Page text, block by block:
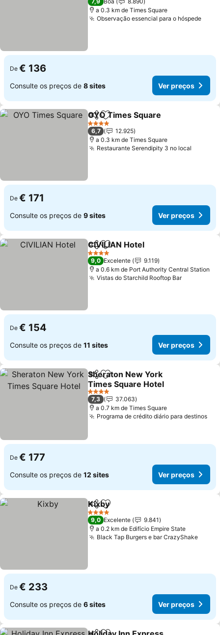
a 0.3 km de Times Square
Observação essencial para o hóspede
De € 136
Consulte os preços de 8 sites Ver preços
PartilharAdicionar aos favoritos
OYO Times Square
4 Estrelas
6,7
12.925
a 0.3 km de Times Square
Restaurante Serendipity 3 no local
De € 171
Consulte os preços de 9 sites Ver preços
PartilharAdicionar aos favoritos
CIVILIAN Hotel
4 Estrelas
9,0 Excelente
9.119
a 0.6 km de Port Authority Central Station
Vistas do Starchild Rooftop Bar
De € 154
Consulte os preços de 11 sites Ver preços
PartilharAdicionar aos favoritos
Sheraton New York
Times Square Hotel
4 Estrelas
7,3
37.063
a 0.7 km de Times Square
Programa de crédito diário para destinos
De € 177
Consulte os preços de 12 sites Ver preços
PartilharAdicionar aos favoritos
Kixby
4 Estrelas
9,0 Excelente
9.841
a 0.2 km de Edifício Empire State
Black Tap Burgers e bar CrazyShake
De € 233
Consulte os preços de 6 sites Ver preços